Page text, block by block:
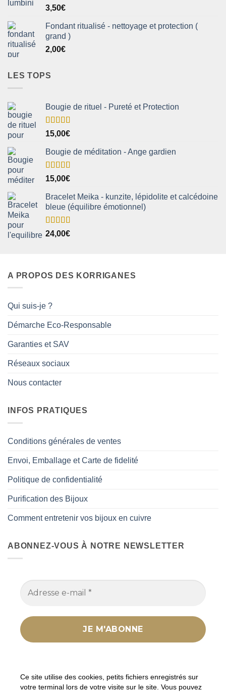
3,50€
Fondant ritualisé - nettoyage et protection (
grand )
2,00€
LES TOPS
Bougie de rituel - Pureté et Protection
Note5.00
sur 5
15,00€
Bougie de méditation - Ange gardien
Note5.00
sur 5
15,00€
Bracelet Meika - kunzite, lépidolite et calcédoine
bleue (équilibre émotionnel)
Note5.00
sur 5
24,00€
A PROPOS DES KORRIGANES
Qui suis-je ?
Démarche Eco-Responsable
Garanties et SAV
Réseaux sociaux
Nous contacter
INFOS PRATIQUES
Conditions générales de ventes
Envoi, Emballage et Carte de fidelité
Politique de confidentialité
Purification des Bijoux
Comment entretenir vos bijoux en cuivre
ABONNEZ-VOUS À NOTRE NEWSLETTER
Ce site utilise des cookies, petits fichiers enregistrés sur
votre terminal lors de votre visite sur le site. Vous pouvez